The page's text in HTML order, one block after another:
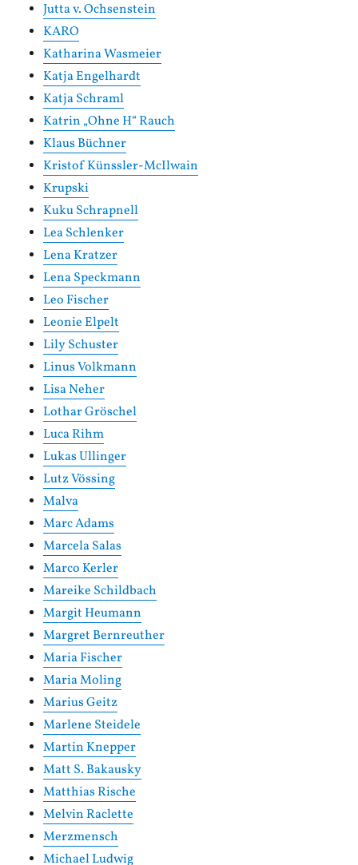
Jutta v. Ochsenstein
KARO
Katharina Wasmeier
Katja Engelhardt
Katja Schraml
Katrin „Ohne H“ Rauch
Klaus Büchner
Kristof Künssler-McIlwain
Krupski
Kuku Schrapnell
Lea Schlenker
Lena Kratzer
Lena Speckmann
Leo Fischer
Leonie Elpelt
Lily Schuster
Linus Volkmann
Lisa Neher
Lothar Gröschel
Luca Rihm
Lukas Ullinger
Lutz Vössing
Malva
Marc Adams
Marcela Salas
Marco Kerler
Mareike Schildbach
Margit Heumann
Margret Bernreuther
Maria Fischer
Maria Moling
Marius Geitz
Marlene Steidele
Martin Knepper
Matt S. Bakausky
Matthias Rische
Melvin Raclette
Merzmensch
Michael Ludwig